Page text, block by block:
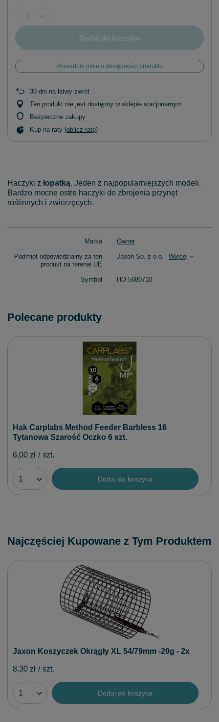
Dodaj do koszyka
Powiadom mnie o dostępności produktu
30 dni na łatwy zwrot
Ten produkt nie jest dostępny w sklepie stacjonarnym
Bezpieczne zakupy
Kup na raty (oblicz ratę)
Haczyki z łopatką. Jeden z najpopularniejszych modeli.
Bardzo mocne ostre haczyki do zbrojenia przynęt
roślinnych i zwierzęcych.
Marka Owner
Podmiot odpowiedzialny za ten
produkt na terenie UE
Jaxon Sp. z o.o. Więcej
Symbol HO-5680710
Polecane produkty
Hak Carplabs Method Feeder Barbless 16
Tytanowa Szarość Oczko 6 szt.
6,00 zł / szt.
Dodaj do koszyka
Najczęściej Kupowane z Tym Produktem
Jaxon Koszyczek Okrągły XL 54/79mm -20g - 2x
8,30 zł / szt.
Dodaj do koszyka